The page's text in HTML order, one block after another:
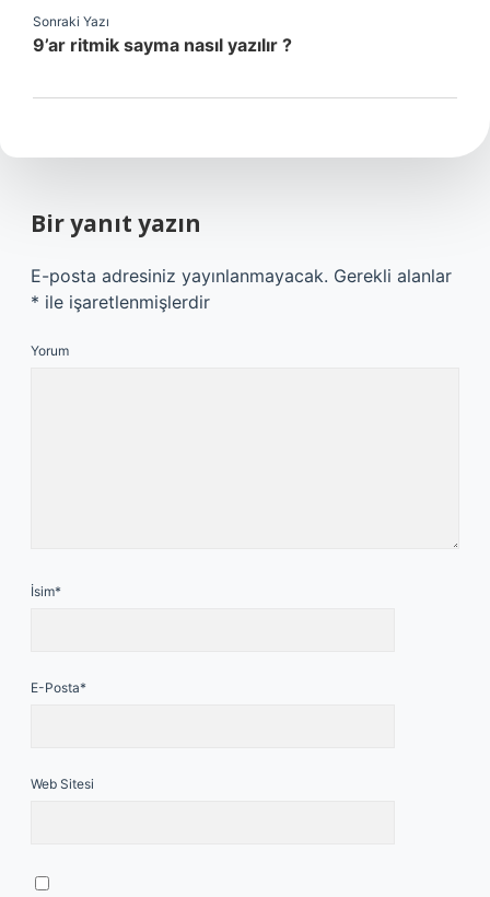
Sonraki Yazı
9’ar ritmik sayma nasıl yazılır ?
Bir yanıt yazın
E-posta adresiniz yayınlanmayacak. Gerekli alanlar
* ile işaretlenmişlerdir
Yorum
İsim*
E-Posta*
Web Sitesi